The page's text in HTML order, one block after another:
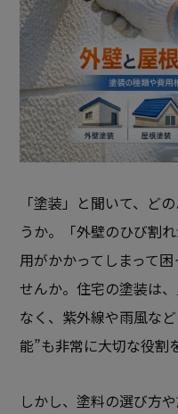
「塗装」と聞いて、ど
うか。「外壁のひび割
用がかかってしまって困
せんか。住宅の塗装は
なく、紫外線や雨風な
能”も非常に大切な役割
しかし、塗料の選び方